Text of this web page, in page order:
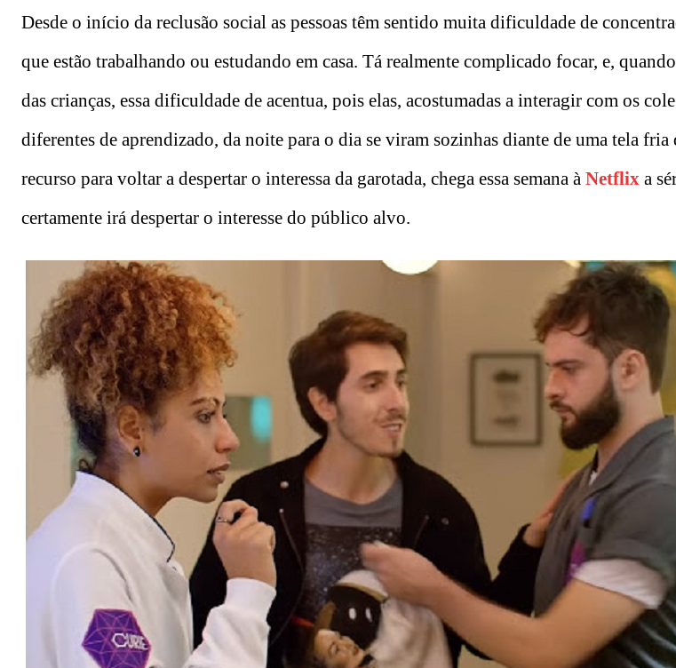
Desde o início da reclusão social as pessoas têm sentido muita dificuldade de
que estão trabalhando ou estudando em casa. Tá realmente complicado focar, e,
das crianças, essa dificuldade de acentua, pois elas, acostumadas a interagir com os
diferentes de aprendizado, da noite para o dia se viram sozinhas diante de uma tela
recurso para voltar a despertar o interessa da garotada, chega essa semana à Netflix a
certamente irá despertar o interesse do público alvo.